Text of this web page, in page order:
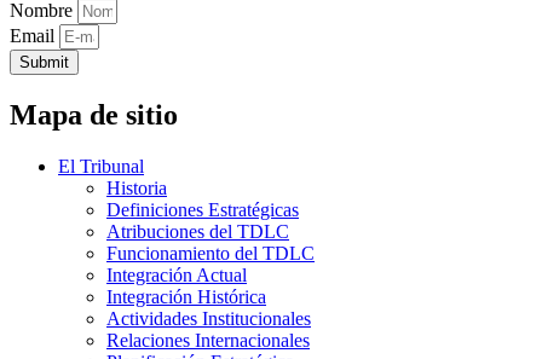
Nombre
Email
Submit
Mapa de sitio
El Tribunal
Historia
Definiciones Estratégicas
Atribuciones del TDLC
Funcionamiento del TDLC
Integración Actual
Integración Histórica
Actividades Institucionales
Relaciones Internacionales